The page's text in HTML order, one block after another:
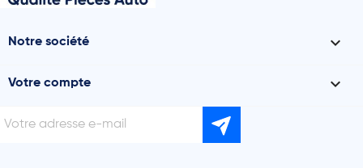
Notre société 
Votre compte 